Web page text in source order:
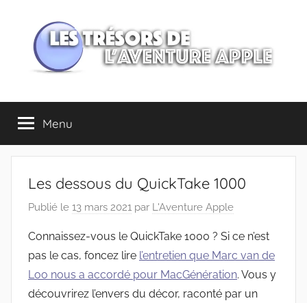
contenu
Les
trésors
de
l'Aventure
Apple
Menu
Les dessous du QuickTake 1000
Publié le 13 mars 2021 par L'Aventure Apple
Connaissez-vous le QuickTake 1000 ? Si ce n’est
pas le cas, foncez lire l’entretien que Marc van de
Loo nous a accordé pour MacGénération. Vous y
découvrirez l’envers du décor, raconté par un